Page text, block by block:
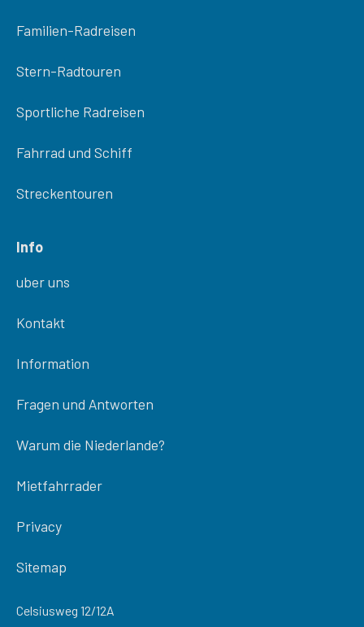
Familien-Radreisen
Stern-Radtouren
Sportliche Radreisen
Fahrrad und Schiff
Streckentouren
Info
uber uns
Kontakt
Information
Fragen und Antworten
Warum die Niederlande?
Mietfahrrader
Privacy
Sitemap
Celsiusweg 12/12A